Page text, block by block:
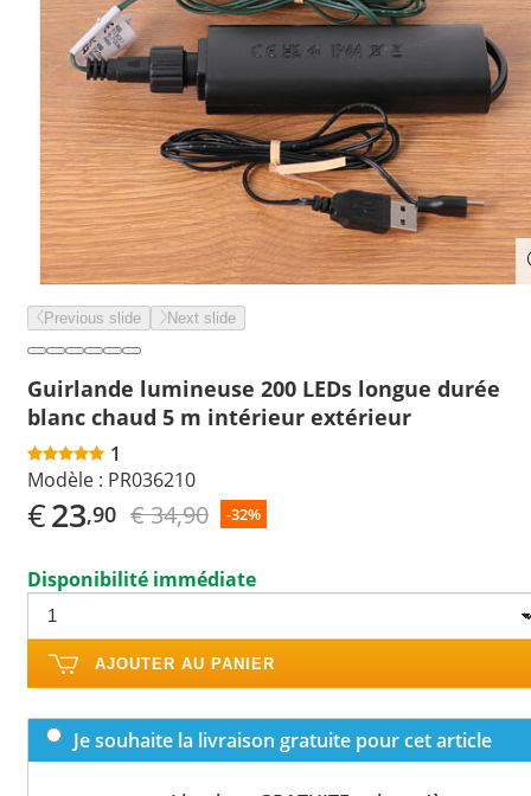
Previous slide Next slide
Guirlande lumineuse 200 LEDs longue durée
blanc chaud 5 m intérieur extérieur
1
Modèle : PR036210
€23,90 € 34,90 -32%
Disponibilité immédiate
AJOUTER AU PANIER
Je souhaite la livraison gratuite pour cet article